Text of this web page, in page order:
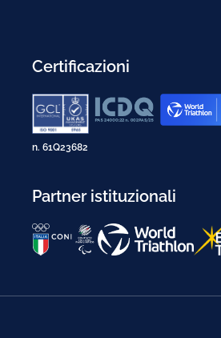
Certificazioni
n. 61Q23682
Partner istituzionali